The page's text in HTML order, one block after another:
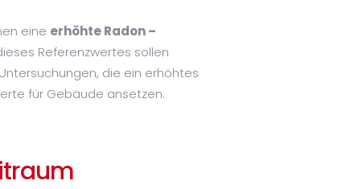
eine erhöhte Radon –
Referenzwertes sollen
die ein erhöhtes
für Gebäude ansetzen.